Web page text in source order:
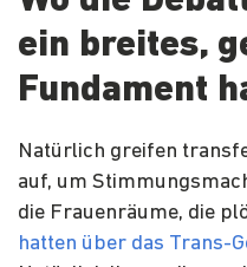
ein breites,
Fundament
Natürlich greifen
auf, um
die Frauenräume, die
hatten über das Trans-